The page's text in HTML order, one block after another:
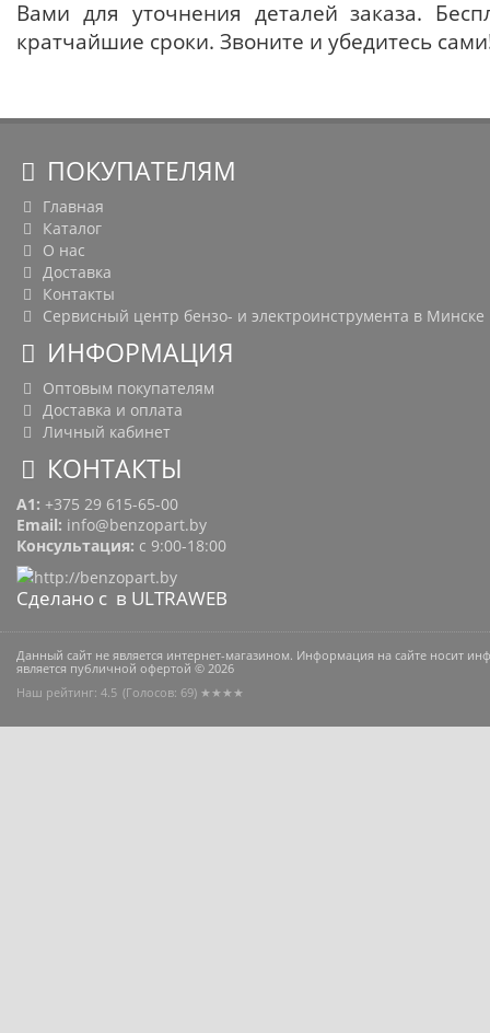
Вами для уточнения деталей заказа.
кратчайшие сроки. Звоните и убедитесь
ПОКУПАТЕЛЯМ
Главная
Каталог
О нас
Доставка
Контакты
Сервисный центр бензо- и электроинструмента в Минске
ИНФОРМАЦИЯ
Оптовым покупателям
Доставка и оплата
Личный кабинет
КОНТАКТЫ
A1: +375 29 615-65-00
Email: info@benzopart.by
Консультация: с 9:00-18:00
Сделано с в ULTRAWEB
Данный сайт не является интернет-магазином. Информация на сайте носит
является публичной офертой © 2026
Наш рейтинг: 4.5 (Голосов: 69) ★★★★